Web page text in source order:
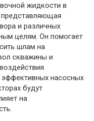
жидкости в
и различных
целям. Он помогает
шлам на
скважины и
эффективных насосных
будут
на